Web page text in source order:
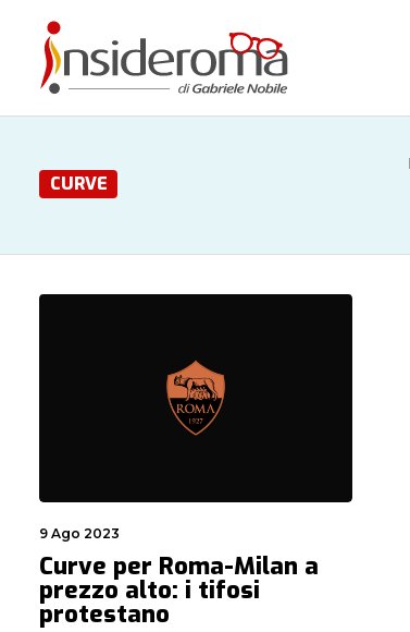
CURVE
9 Ago 2023
Curve per Roma-Milan a
prezzo alto: i tifosi
protestano